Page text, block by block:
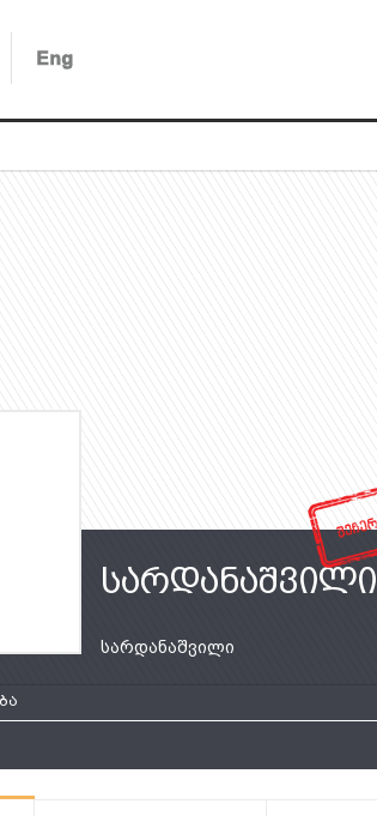
სარდანაშვილი
სარდანაშვილი